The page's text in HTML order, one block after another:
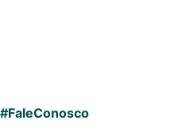
#FaleConosco